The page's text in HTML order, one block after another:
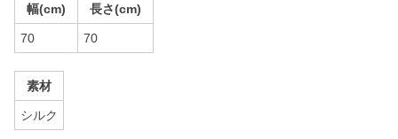
幅(cm) 長さ(cm)
70 70
素材
シルク